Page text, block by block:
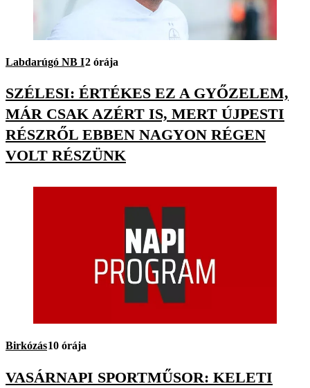
Labdarúgó NB I2 órája
SZÉLESI: ÉRTÉKES EZ A GYŐZELEM,
MÁR CSAK AZÉRT IS, MERT ÚJPESTI
RÉSZRŐL EBBEN NAGYON RÉGEN
VOLT RÉSZÜNK
Birkózás10 órája
VASÁRNAPI SPORTMŰSOR: KELETI